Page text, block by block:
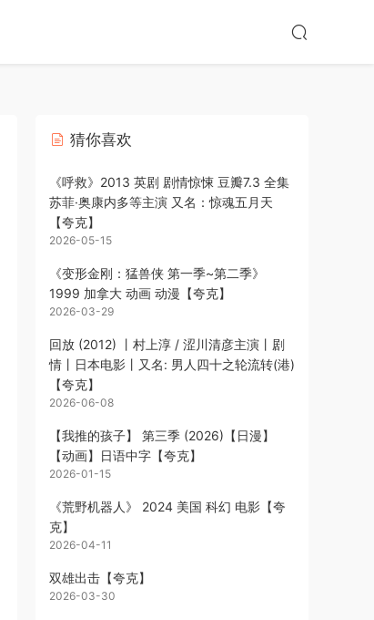
猜你喜欢
《呼救》2013 英剧 剧情惊悚 豆瓣7.3 全集
苏菲·奥康内多等主演 又名：惊魂五月天
【夸克】
2026-05-15
《变形金刚：猛兽侠 第一季~第二季》
1999 加拿大 动画 动漫【夸克】
2026-03-29
回放 (2012) 丨村上淳 / 涩川清彦主演丨剧
情丨日本电影丨又名: 男人四十之轮流转(港)
【夸克】
2026-06-08
【我推的孩子】 第三季 (2026)【日漫】
【动画】日语中字【夸克】
2026-01-15
《荒野机器人》 2024 美国 科幻 电影【夸
克】
2026-04-11
双雄出击【夸克】
2026-03-30